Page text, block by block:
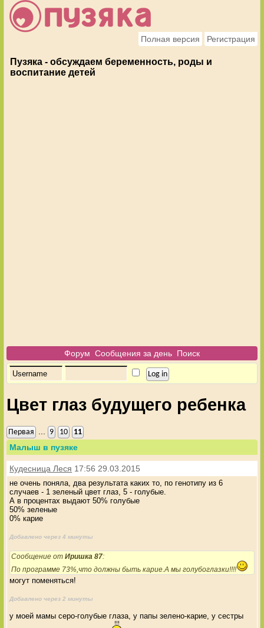
Полная версия Регистрация
Пузяка - обсуждаем беременность, роды и
воспитание детей
Форум Сообщения за день Поиск
Цвет глаз будущего ребенка
Первая 9 10 11
Малыш в пузяке
Кудесница Леся 17:56 29.03.2015
не очень поняла, два результата каких то, по генотипу из 6
случаев - 1 зеленый цвет глаз, 5 - голубые.
А в процентах выдают 50% голубые
50% зеленые
0% карие
Добавлено через 4 минуты
Сообщение отИришка 87:
По программе 73%,что должны быть карие.А мы голубоглазки!!!!
могут поменяться!
Добавлено через 2 минуты
у моей мамы серо-голубые глаза, у папы зелено-карие, у сестры